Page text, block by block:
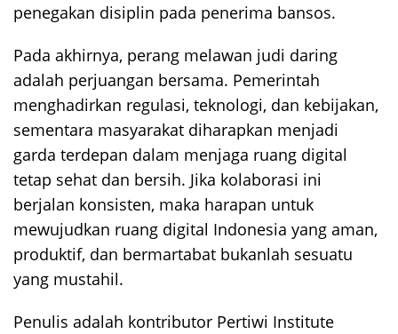
penegakan disiplin pada penerima bansos.
Pada akhirnya, perang melawan judi daring
adalah perjuangan bersama. Pemerintah
menghadirkan regulasi, teknologi, dan kebijakan,
sementara masyarakat diharapkan menjadi
garda terdepan dalam menjaga ruang digital
tetap sehat dan bersih. Jika kolaborasi ini
berjalan konsisten, maka harapan untuk
mewujudkan ruang digital Indonesia yang aman,
produktif, dan bermartabat bukanlah sesuatu
yang mustahil.
Penulis adalah kontributor Pertiwi Institute